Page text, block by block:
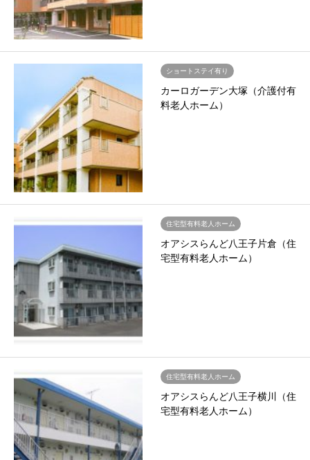
ショートステイ有り
カーロガーデン大塚（介護付有
料老人ホーム）
住宅型有料老人ホーム
オアシスらんど八王子片倉（住
宅型有料老人ホーム）
住宅型有料老人ホーム
オアシスらんど八王子横川（住
宅型有料老人ホーム）